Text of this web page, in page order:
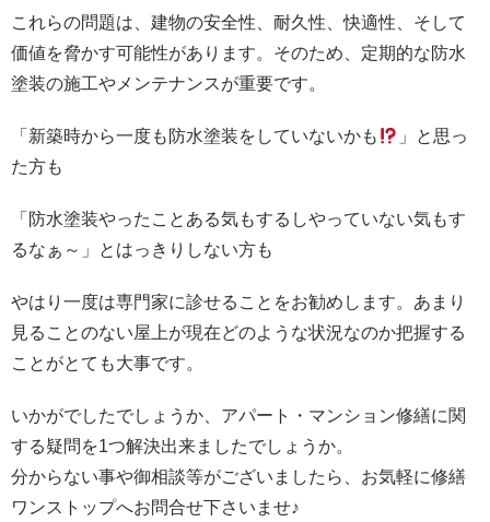
これらの問題は、建物の安全性、耐久性、快適性、そして
価値を脅かす可能性があります。そのため、定期的な防水
塗装の施工やメンテナンスが重要です。
「新築時から一度も防水塗装をしていないかも
」と思っ
た方も
「防水塗装やったことある気もするしやっていない気もす
るなぁ～」とはっきりしない方も
やはり一度は専門家に診せることをお勧めします。あまり
見ることのない屋上が現在どのような状況なのか把握する
ことがとても大事です。
いかがでしたでしょうか、アパート・マンション修繕に関
する疑問を1つ解決出来ましたでしょうか。
分からない事や御相談等がございましたら、お気軽に修繕
ワンストップへお問合せ下さいませ♪